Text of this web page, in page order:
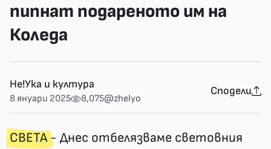
пипнат подареното им на
Коледа
Не!Ука и култура
8 януари 2025 8,075@zhelyo
Сподели
СВЕТА- Днес отбелязваме световния